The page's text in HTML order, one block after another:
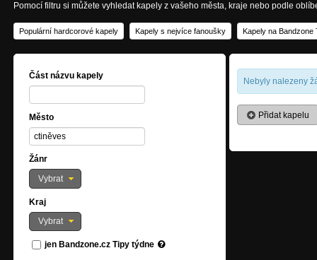
Pomocí filtru si můžete vyhledat kapely z vašeho města, kraje nebo podle
Populární hardcorové kapely Kapely s nejvíce fanoušky Kapely na Bandzone
Část názvu kapely
Město
Žánr
Vybrat
Kraj
Vybrat
jen Bandzone.cz Tipy týdne
Nebyly nalezeny
Přidat kapelu